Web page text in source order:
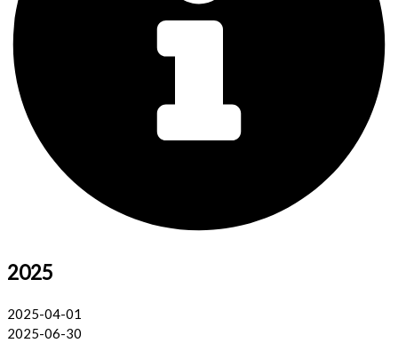
2025
2025-04-01
2025-06-30